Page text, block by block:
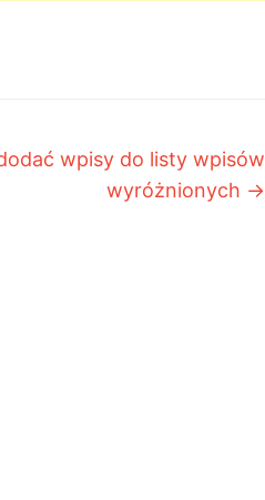
wpisy do listy wpisów
wyróżnionych →